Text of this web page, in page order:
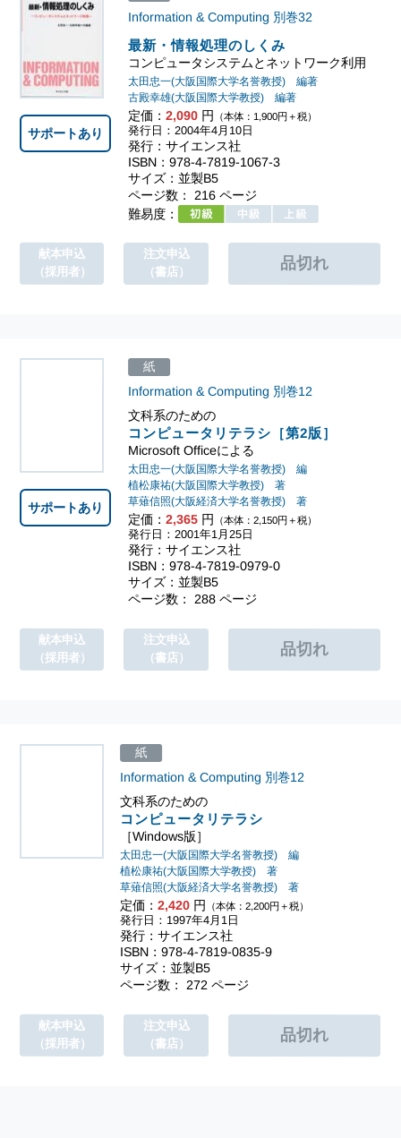
最新・情報処理のしくみ
コンピュータシステムとネットワーク利用
Information & Computing 別巻32
太田忠一(大阪国際大学名誉教授) 編著
古殿幸雄(大阪国際大学教授) 編著
定価： 2,090円 （本体：1,900円＋税）
発行日：2004年4月10日
発行：サイエンス社
ISBN：978-4-7819-1067-3
サイズ：並製B5
ページ数： 216 ページ
難易度：
サポートあり
献本申込
（採用者）
注文申込
（書店）
文科系のための
コンピュータリテラシ［第2版］
Microsoft Officeによる
Information & Computing 別巻12
太田忠一(大阪国際大学名誉教授) 編
植松康祐(大阪国際大学教授) 著
草薙信照(大阪経済大学名誉教授) 著
定価： 2,365円 （本体：2,150円＋税）
紙
発行日：2001年1月25日
発行：サイエンス社
ISBN：978-4-7819-0979-0
サイズ：並製B5
ページ数： 288 ページ
サポートあり
献本申込
（採用者）
注文申込
（書店）
文科系のための
コンピュータリテラシ
［Windows版］
Information & Computing 別巻12
太田忠一(大阪国際大学名誉教授) 編
植松康祐(大阪国際大学教授) 著
草薙信照(大阪経済大学名誉教授) 著
定価：2,420 円 （本体：2,200円＋税）
紙
発行日：1997年4月1日
発行：サイエンス社
ISBN：978-4-7819-0835-9
サイズ：並製B5
ページ数： 272 ページ
献本申込
（採用者）
注文申込
（書店）